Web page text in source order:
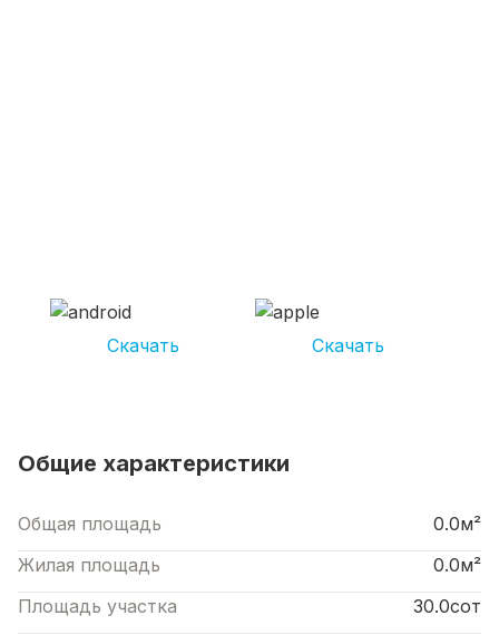
Скачать Скачать
Общие характеристики
Общая площадь
0.0м²
Жилая площадь
0.0м²
Площадь участка
30.0сот